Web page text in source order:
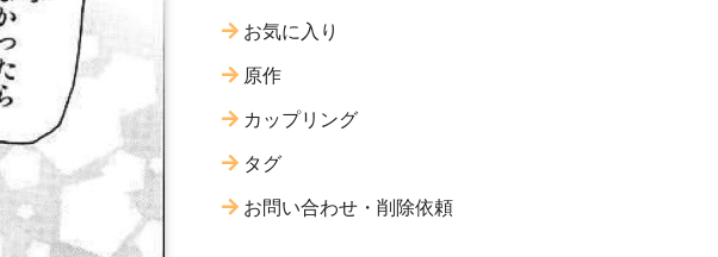
お気に入り
原作
カップリング
タグ
お問い合わせ・削除依頼